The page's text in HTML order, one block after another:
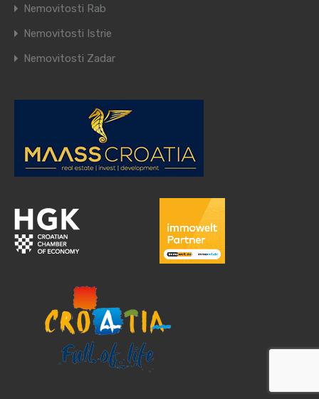
Nemovitosti Rab
Nemovitosti Istrie
Nemovitosti Zadar